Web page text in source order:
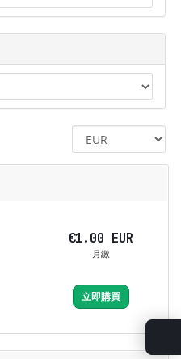
€1.00 EUR
月繳
立即購買